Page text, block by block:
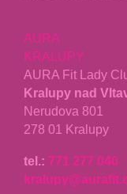
AURA
KRALUPY
AURA Fit Lady
Kralupy nad
Nerudova 801
278 01 Kralupy
tel.: 771 277 040